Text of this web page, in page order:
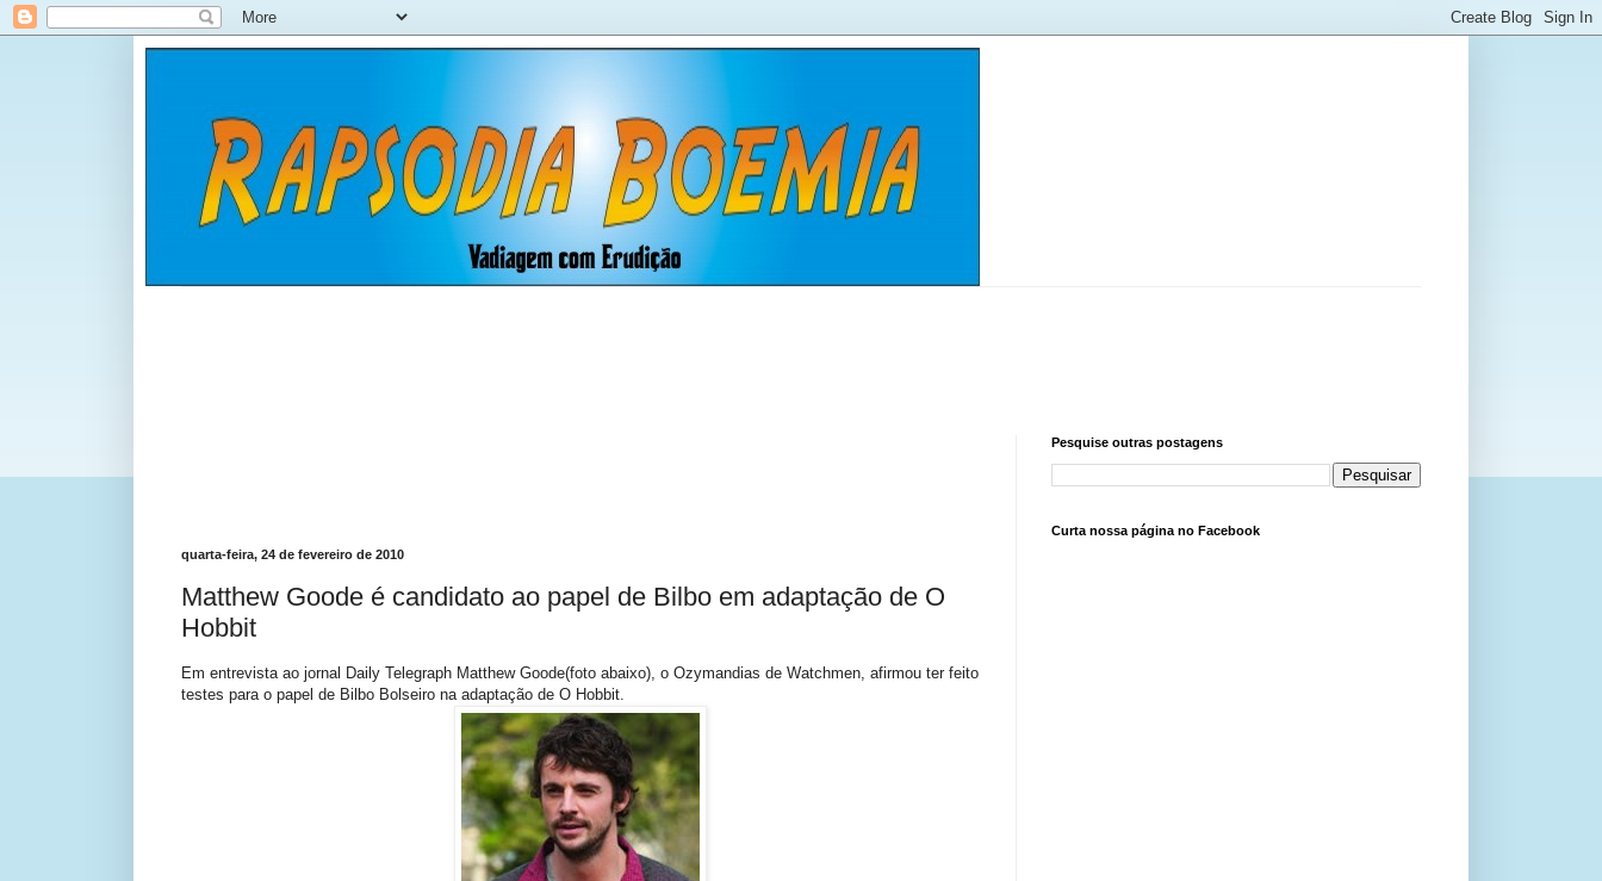
quarta-feira, 24 de fevereiro de 2010
Matthew Goode é candidato ao papel de Bilbo em adaptação de O
Hobbit
Em entrevista ao jornal Daily Telegraph Matthew Goode(foto abaixo), o Ozymandias de Watchmen, afirmou ter feito
testes para o papel de Bilbo Bolseiro na adaptação de O Hobbit.
Pesquise outras postagens
Curta nossa página no Facebook